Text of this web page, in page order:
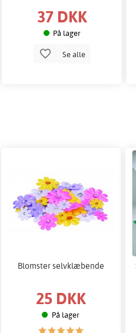
37 DKK
På lager
Se alle
Blomster selvklæbende
25 DKK
På lager